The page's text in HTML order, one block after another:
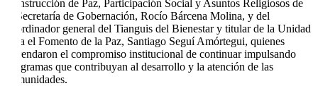
Construcción de Paz, Participación Social y Asuntos Religiosos de
la Secretaría de Gobernación, Rocío Bárcena Molina, y del
coordinador general del Tianguis del Bienestar y titular de la Unidad
para el Fomento de la Paz, Santiago Seguí Amórtegui, quienes
refrendaron el compromiso institucional de continuar impulsando
programas que contribuyan al desarrollo y la atención de las
comunidades.